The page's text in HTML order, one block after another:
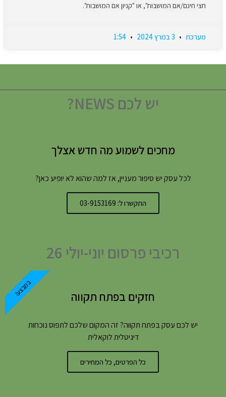
חצי חינם/אם המושבות", או "קניון אם המושבות".
מערכת
יש לכם NEWS?
מחכים לשמוע מה חדש אצלך
לכל עסק יש סיפור מעניין, אז למה שהוא לא יופיע כאן?
התקשרו ל: 03-9153169
רכיבי פרסום יוני-יולי 26
חזקים בפתח תקווה
יש לכם עסק בפתח תקווה? זה המקום שלכם לתפוס נוכחות
דיגיטלית לוקאלית
כל הפרטים, כל המחירים
במבצע!